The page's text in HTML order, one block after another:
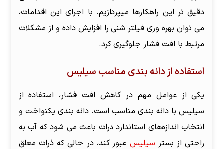
دقیق تر این راهکار‌ها میپردازیم. با اجرای این اقدامات،
می توان بهره وری فیلتر شنی را افزایش داده و از مشکلات
مرتبط با افت فشار جلوگیری کرد.
استفاده از دانه بندی مناسب سیلیس
یکی از عوامل مهم در کاهش افت فشار، استفاده از
سیلیس با دانه بندی مناسب است. دانه بندی یکنواخت و
انتخاب اندازه‌های استاندارد ذرات باعث می شود که آب به
راحتی از بستر سیلیس عبور کند، در حالی که ذرات معلق